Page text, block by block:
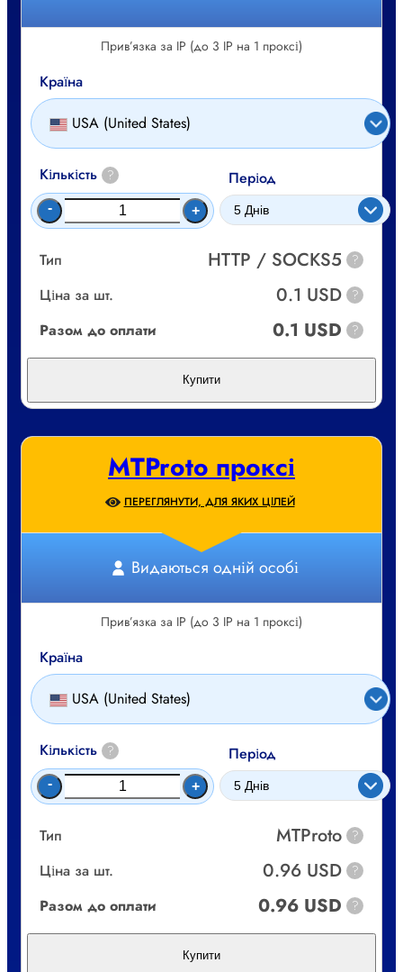
Прив’язка за IP (до 3 IP на 1 проксі)
Країна
USA (United States)
Кількість ?
- +
Період
Тип HTTP / SOCKS5 ?
Ціна за шт. 0.1 USD ?
Разом до оплати 0.1 USD ?
Купити
MTProto проксі
ПЕРЕГЛЯНУТИ, ДЛЯ ЯКИХ ЦІЛЕЙ
Видаються одній особі
Прив’язка за IP (до 3 IP на 1 проксі)
Країна
USA (United States)
Кількість ?
- +
Період
Тип MTProto ?
Ціна за шт. 0.96 USD ?
Разом до оплати 0.96 USD ?
Купити